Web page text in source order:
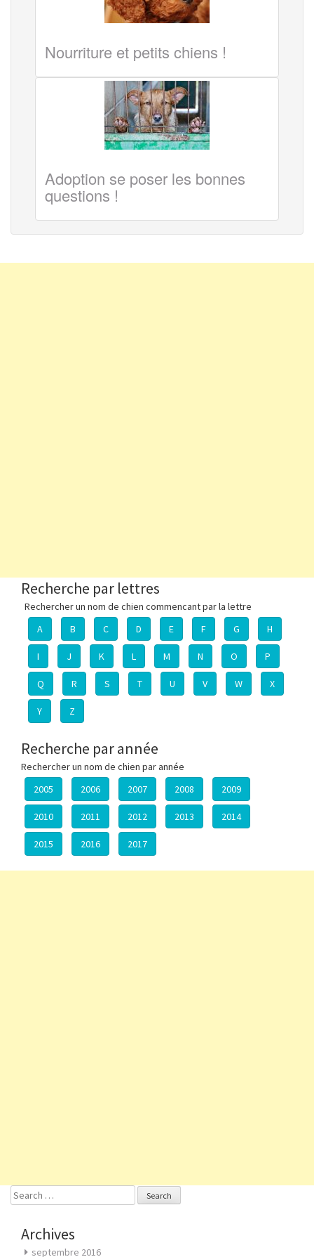
Nourriture et petits chiens !
Adoption se poser les bonnes
questions !
Recherche par lettres
Rechercher un nom de chien commencant par la lettre
A
B C D E F G H
I J K L M N O P
Q R S T U V W X
Y Z
Recherche par année
Rechercher un nom de chien par année
2005
2006 2007 2008 2009
2010 2011 2012 2013 2014
2015 2016 2017
Search
Archives
septembre 2016